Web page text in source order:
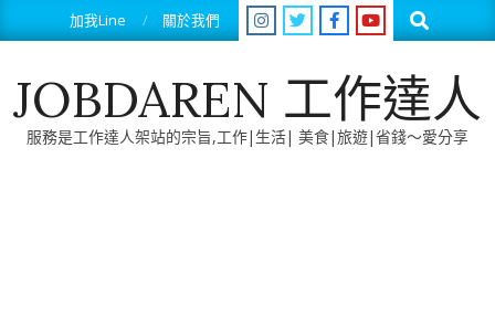
to
加我Line 關於我們 Search
JOBDAREN 工作達人
服務是工作達人架站的宗旨,工作|生活| 美食|旅遊|省錢～愛分享